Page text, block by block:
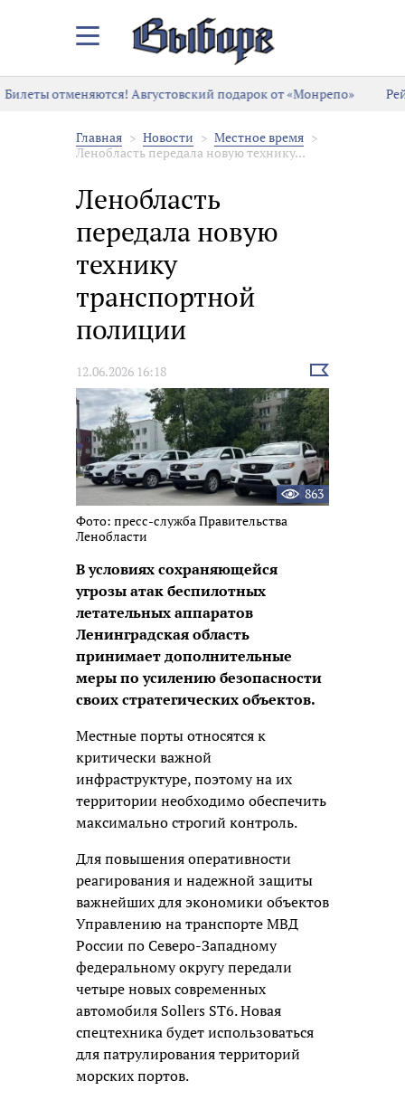
Закрыть/
меню
Билеты отменяются! Августовский подарок от «Монрепо»
Главная Новости
Местное время
Ленобласть передала новую технику...
Ленобласть
передала новую
технику
транспортной
полиции
12.06.2026 16:18
Выбрать
новость
863
Фото: пресс-служба Правительства
Ленобласти
В условиях сохраняющейся
угрозы атак беспилотных
летательных аппаратов
Ленинградская область
принимает дополнительные
меры по усилению безопасности
своих стратегических объектов.
Местные порты относятся к
критически важной
инфраструктуре, поэтому на их
территории необходимо обеспечить
максимально строгий контроль.
Для повышения оперативности
реагирования и надежной защиты
важнейших для экономики объектов
Управлению на транспорте МВД
России по Северо-Западному
федеральному округу передали
четыре новых современных
автомобиля Sollers ST6. Новая
спецтехника будет использоваться
для патрулирования территорий
морских портов.